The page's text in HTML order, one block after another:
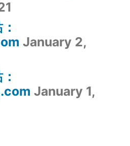
January 2,
January 1,